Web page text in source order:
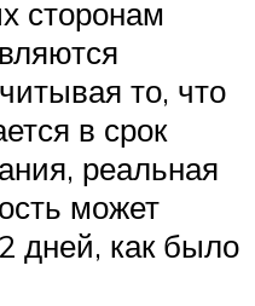
сторонам
то, что
в срок
реальная
может
дней, как было